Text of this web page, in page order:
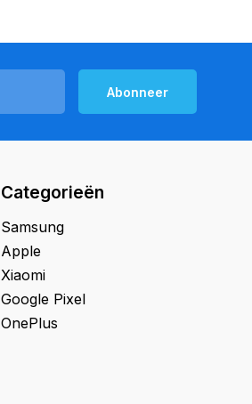
Abonneer
Categorieën
Samsung
Apple
Xiaomi
Google Pixel
OnePlus